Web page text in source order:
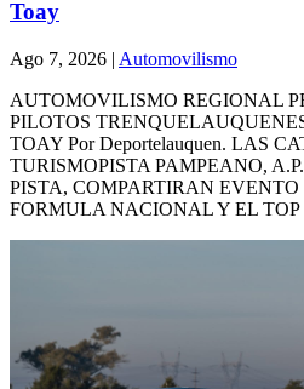
Toay
Ago 7, 2026 | Automovilismo
AUTOMOVILISMO REGIONAL
PILOTOS
TOAY Por Deportelauquen. LAS
TURISMOPISTA PAMPEANO,
PISTA, COMPARTIRAN EVENTO
FORMULA NACIONAL Y EL TOP